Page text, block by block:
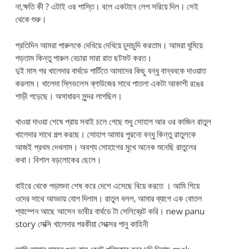
না,ক্ষতি কী ? এটাই ওর শাস্তি। বলে একটানে লেপ সরিয়ে দিল। সেই
থেকে শুরু।
প্রতিদিন আমরা পারুলকে দেখিয়ে দেখিয়ে চুদাচুদি করতাম। আমরা ঘুমিয়ে
পড়তাম কিন্তু পারুল বেচারা সারা রাত ছটফট করত।
দুই মাস পর খালেদার বার্থডে পার্টিতে আমাদের কিছু বন্ধু বান্ধবকে দাওয়াত
করলাম। খালেদা স্লিভলেস ব্লাউজের সাথে পাতলা একটা আকাশী রঙের
শাড়ী পড়েছে। অসাধারন সুন্দর লাগছিল।
খাওয়া দাওয়া শেষে প্রায় সবাই চলে গেছে শুধু সোহাগ আর ওর কাজিন রাতুল
খালেদার সাথে গল্প করছে। সোহাগ আমার পুরনো বন্ধু কিন্তু রাতুলকে
আজই প্রথম দেখলাম। অবশ্য সোহাগের মুখে অনেক শুনেছি রাতুলের
কথা। বিশাল বড়লোকের ছেলে।
বাইরে থেকে পড়াশুনা শেষ করে দেশে এসেছে বিয়ে করতে । আমি গিয়ে
ওদের সাথে আড্ডায় যোগ দিলাম। রাতুল বলল, আমার ব্যাগে এক বোতল
শ্যাম্পেন আছে আসেন ভাবীর বার্থডে টা সেলিব্রেট করি। new panu
story সেক্সি খালেদার পরকীয়া সেক্সের পানু কাহিনী